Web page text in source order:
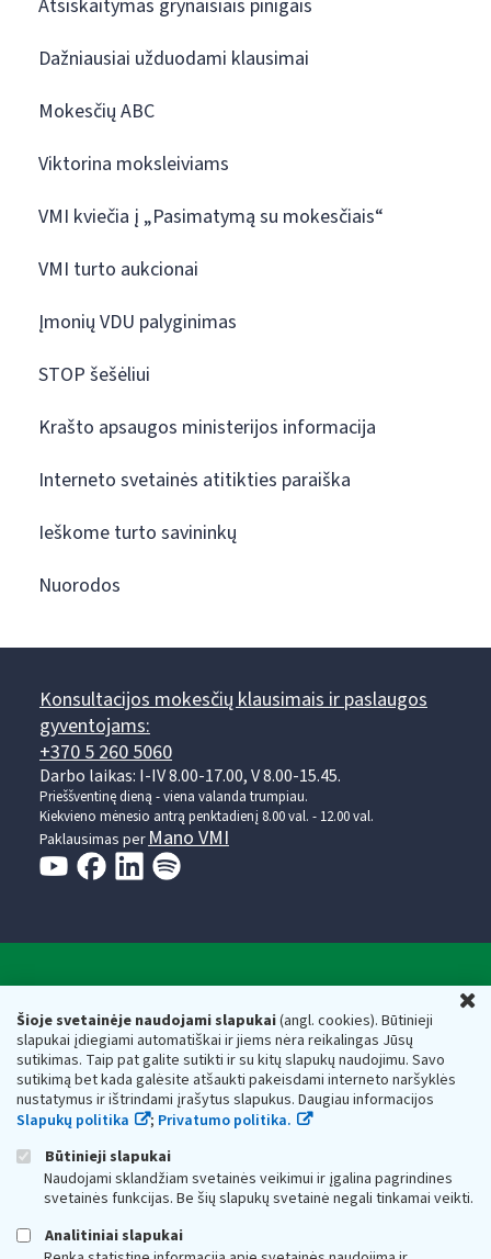
Šioje svetainėje naudojami slapukai(angl. cookies). Būtinieji
slapukai įdiegiami automatiškai ir jiems nėra reikalingas Jūsų
sutikimas. Taip pat galite sutikti ir su kitų slapukų naudojimu. Savo
sutikimą bet kada galėsite atšaukti pakeisdami interneto naršyklės
nustatymus ir ištrindami įrašytus slapukus. Daugiau informacijos
Slapukų politika
; Privatumo politika.
Būtinieji slapukai
Naudojami sklandžiam svetainės veikimui ir įgalina pagrindines
svetainės funkcijas. Be šių slapukų svetainė negali tinkamai veikti.
Analitiniai slapukai
Atsiskaitymas grynaisiais pinigais
Dažniausiai užduodami klausimai
Mokesčių ABC
Viktorina moksleiviams
VMI kviečia į „Pasimatymą su mokesčiais“
VMI turto aukcionai
Įmonių VDU palyginimas
STOP šešėliui
Krašto apsaugos ministerijos informacija
Interneto svetainės atitikties paraiška
Ieškome turto savininkų
Nuorodos
Konsultacijos mokesčių klausimais ir paslaugos
gyventojams:
+370 5 260 5060
Darbo laikas: I-IV 8.00-17.00, V 8.00-15.45.
Prieššventinę dieną - viena valanda trumpiau.
Kiekvieno mėnesio antrą penktadienį 8.00 val. - 12.00 val.
Paklausimas per Mano VMI
Respublikos finansų ministerijos
Biudžetinė įstaiga. Juridinio asmens kodas — 188659752,
adresas: Vasario 16-osios g. 14, 01107 Vilnius, Lietuva, el.paštas:
vmi@vmi.lt, E. pristatymo dėžutės adresas 188659752
Duomenys apie Valstybinę mokesčių inspekciją prie Lietuvos
Respublikos finansų ministerijos kaupiami ir saugomi Juridinių